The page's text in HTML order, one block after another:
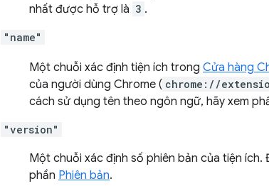
nhất được hỗ trợ là 3 .
"name"
Một chuỗi xác định tiện ích trong Cửa hàng
của người dùng Chrome ( chrome://
cách sử dụng tên theo ngôn ngữ, hãy xem
"version"
Một chuỗi xác định số phiên bản của tiện
phần Phiên bản.